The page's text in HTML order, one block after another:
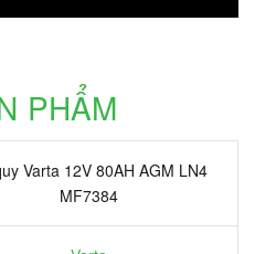
PHẨM
Varta 12V 80AH AGM LN4
MF7384